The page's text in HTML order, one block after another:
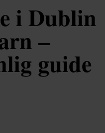
i Dublin
–
guide